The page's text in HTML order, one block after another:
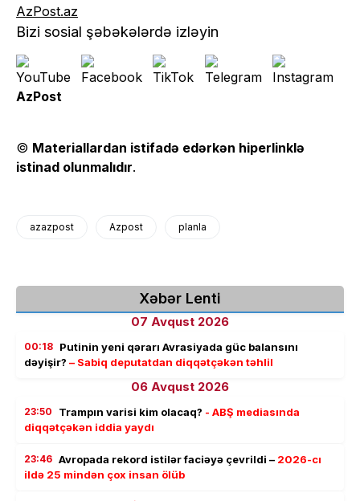
AzPost.az
Bizi sosial şəbəkələrdə izləyin
AzPost
© Materiallardan istifadə edərkən hiperlinklə
istinad olunmalıdır.
azazpost Azpost planla
Xəbər Lenti
07 Avqust 2026
00:18 Putinin yeni qərarı Avrasiyada güc balansını
dəyişir? – Sabiq deputatdan diqqətçəkən təhlil
06 Avqust 2026
23:50 Trampın varisi kim olacaq? - ABŞ mediasında
diqqətçəkən iddia yaydı
23:46 Avropada rekord istilər faciəyə çevrildi – 2026-cı
ildə 25 mindən çox insan ölüb